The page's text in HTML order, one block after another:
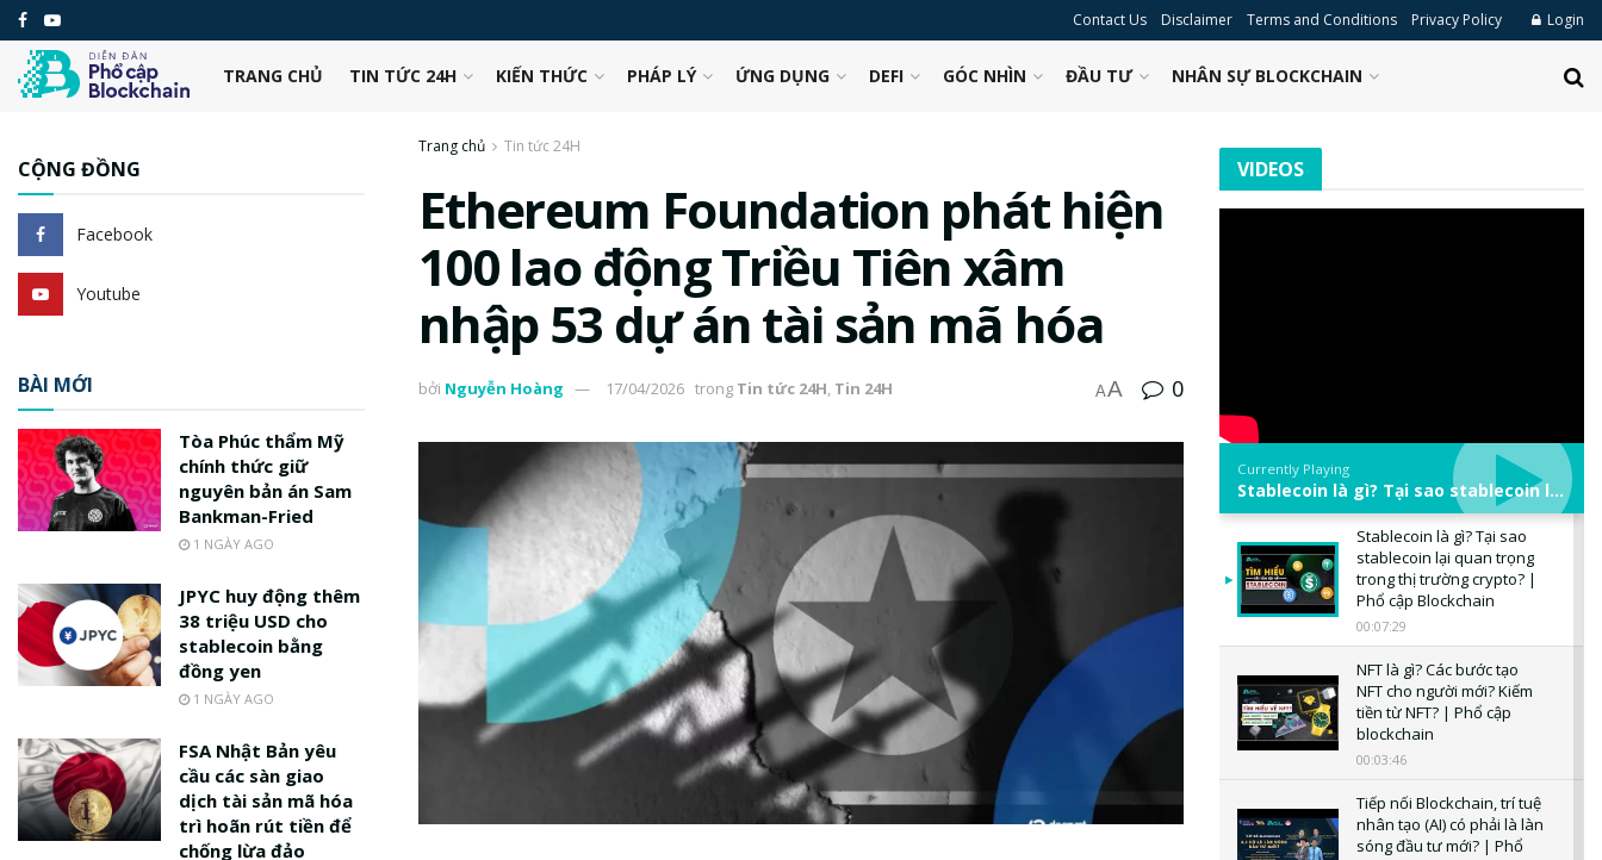
Contact Us Disclaimer Terms and Conditions Privacy Policy Login
TRANG CHỦ TIN TỨC 24H KIẾN THỨC PHÁP LÝ ỨNG DỤNG DEFI GÓC NHÌN ĐẦU TƯ NHÂN SỰ BLOCKCHAIN
Trang chủ Tin tức 24H
Ethereum Foundation phát hiện
100 lao động Triều Tiên xâm
nhập 53 dự án tài sản mã hóa
bởi Nguyễn Hoàng 17/04/2026 trong Tin tức 24H, Tin 24H AA 0
CỘNG ĐỒNG
Facebook
Youtube
BÀI MỚI
Tòa Phúc thẩm Mỹ
chính thức giữ
nguyên bản án Sam
Bankman-Fried
1 NGÀY AGO
JPYC huy động thêm
38 triệu USD cho
stablecoin bằng
đồng yen
1 NGÀY AGO
FSA Nhật Bản yêu
cầu các sàn giao
dịch tài sản mã hóa
trì hoãn rút tiền để
chống lừa đảo
VIDEOS
Currently Playing
Stablecoin là gì? Tại sao stablecoin lại quan trọng trong thị trường crypto? | Phổ cập Blockchain
Stablecoin là gì? Tại sao
stablecoin lại quan trọng
trong thị trường crypto? |
Phổ cập Blockchain
00:07:29
NFT là gì? Các bước tạo
NFT cho người mới? Kiếm
tiền từ NFT? | Phổ cập
blockchain
00:03:46
Tiếp nối Blockchain, trí tuệ
nhân tạo (AI) có phải là làn
sóng đầu tư mới? | Phổ